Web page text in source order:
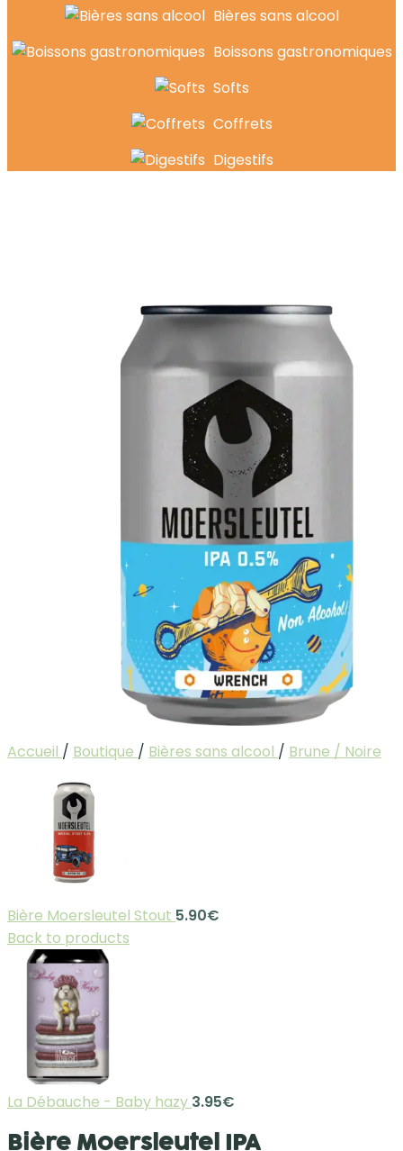
Bières sans alcool
Boissons gastronomiques
Softs
Coffrets
Digestifs
Accueil / Boutique / Bières sans alcool / Brune / Noire
Bière Moersleutel Stout 5.90€
Back to products
La Débauche - Baby hazy 3.95€
Bière Moersleutel IPA